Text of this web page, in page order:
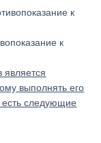
к
является
выполнять его
есть следующие